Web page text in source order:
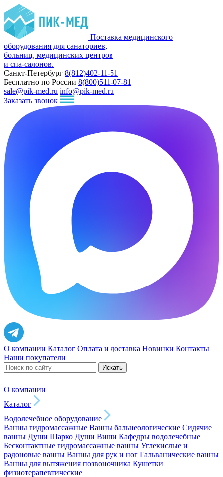
Поставка медицинского
оборудования для санаториев,
больниц, медицинских центров
и спа-салонов.
Санкт-Петербург 8(812)402-11-51
Бесплатно по России 8(800)511-07-81
sale@pik-med.ru info@pik-med.ru
Заказать звонок
О компании Каталог Оплата и доставка Новинки Контакты
Наши покупатели
Искать
О компании
Каталог
Водолечебное оборудование
Ванны гидромассажные Ванны бальнеологические Сидячие
ванны Души Шарко Души Виши Кафедры водолечебные
Бесконтактные гидромассажные ванны Углекислые и
радоновые ванны Ванны для рук и ног Гальванические ванны
Ванны для вытяжения позвоночника Кушетки
физиотерапевтические